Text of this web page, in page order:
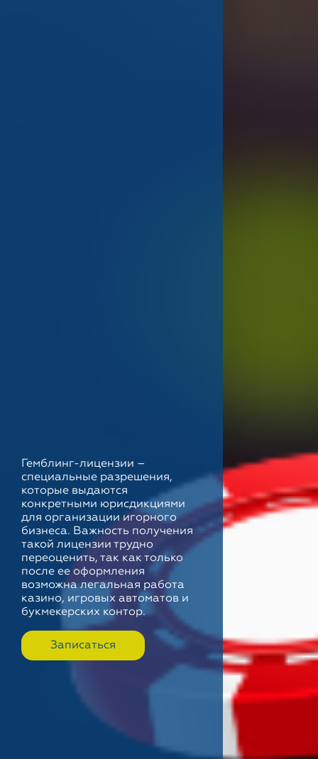
Гемблинг-лицензии –
специальные разрешения,
которые выдаются
конкретными юрисдикциями
для организации игорного
бизнеса. Важность получения
такой лицензии трудно
переоценить, так как только
после ее оформления
возможна легальная работа
казино, игровых автоматов и
букмекерских контор.
Записаться